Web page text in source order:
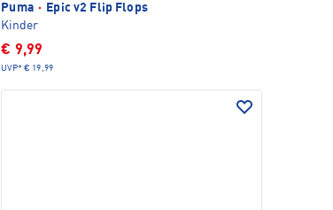
Puma ·
Epic v2 Flip Flops
Kinder
€ 9,99
UVP* € 19,99